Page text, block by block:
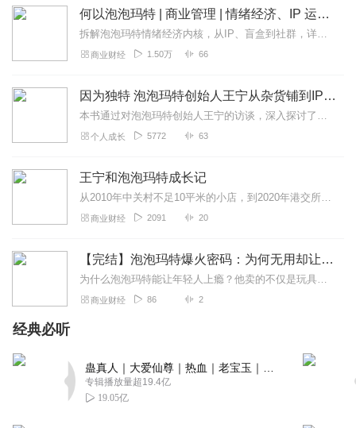
何以泡泡玛特 | 商业管理 | 情绪经济、IP 运营、新消费破局
拆解泡泡玛特情绪经济内核，从IP、盲盒到社群，详解可落地玩法
商业财经 1.50万 66
因为独特 泡泡玛特创始人王宁从杂货铺到IP世界的跋
本书通过对泡泡玛特创始人王宁的访谈，深入探讨了王宁的创业历程。商业智慧和泡泡玛特的发展历程，书中不仅展示了公司从初创到成长为潮玩领导品牌的战略演变，还深入分析了...
个人成长 5772 63
王宁和泡泡玛特成长记
从2010年中关村不足10平米的小店，到2020年港交所敲钟的“潮玩第一股”，王宁带领泡泡玛特穿越困境、逆袭成长。从亏损千万到千亿市值，从单一I...
商业财经 2091 20
【完结】泡泡玛特爆火密码：为何无用却让人上瘾？
为什么泡泡玛特能让年轻人上瘾？他卖的不仅是玩具，更是情绪。本文深入剖析泡泡玛特从初创到千亿市值的成长密码，解读它如何抓住9095后的心。如何用无用构建商业帝国。
商业财经 86 2
经典必听
专辑播放量超19.4亿
19.05亿